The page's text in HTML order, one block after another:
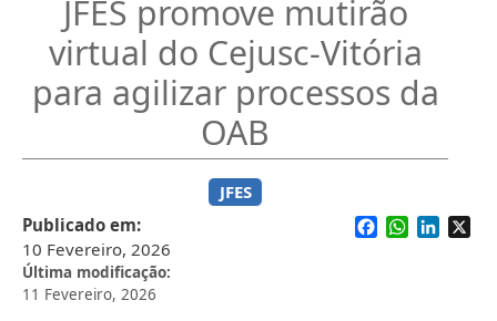
JFES promove mutirão
virtual do Cejusc-Vitória
para agilizar processos da
OAB
JFES
Publicado em
10 Fevereiro, 2026
Última modificação
11 Fevereiro, 2026
Facebook
WhatsApp